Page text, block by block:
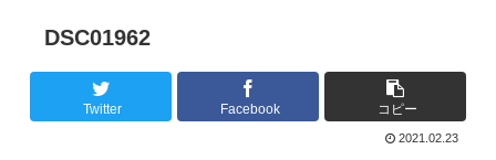
DSC01962
Twitter Facebook コピー
2021.02.23